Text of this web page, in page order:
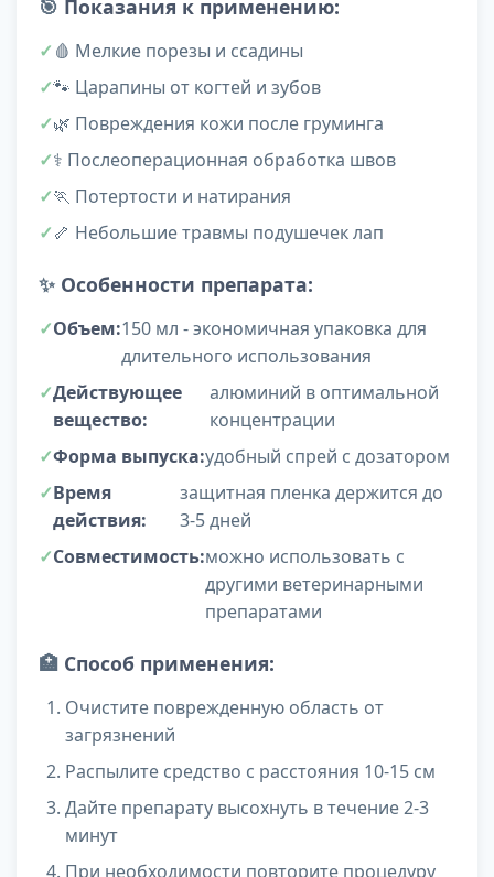
🎯 Показания к применению:
🩸 Мелкие порезы и ссадины
🐾 Царапины от когтей и зубов
🌿 Повреждения кожи после груминга
⚕️ Послеоперационная обработка швов
🏃 Потертости и натирания
🦴 Небольшие травмы подушечек лап
✨ Особенности препарата:
Объем:150 мл - экономичная упаковка для
длительного использования
Действующее
вещество:
алюминий в оптимальной
концентрации
Форма выпуска:удобный спрей с дозатором
Время
действия:
защитная пленка держится до
3-5 дней
Совместимость:можно использовать с
другими ветеринарными
препаратами
🏥 Способ применения:
Очистите поврежденную область от
загрязнений
Распылите средство с расстояния 10-15 см
Дайте препарату высохнуть в течение 2-3
минут
При необходимости повторите процедуру